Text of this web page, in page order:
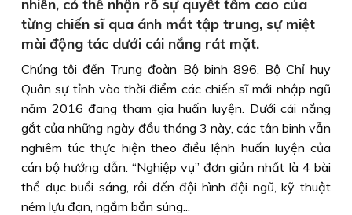
nhiên, có thể nhận rõ sự quyết tâm cao của
từng chiến sĩ qua ánh mắt tập trung, sự miệt
mài động tác dưới cái nắng rát mặt.
Chúng tôi đến Trung đoàn Bộ binh 896, Bộ Chỉ huy
Quân sự tỉnh vào thời điểm các chiến sĩ mới nhập ngũ
năm 2016 đang tham gia huấn luyện. Dưới cái nắng
gắt của những ngày đầu tháng 3 này, các tân binh vẫn
nghiêm túc thực hiện theo điều lệnh huấn luyện của
cán bộ hướng dẫn. “Nghiệp vụ” đơn giản nhất là 4 bài
thể dục buổi sáng, rồi đến đội hình đội ngũ, kỹ thuật
ném lựu đạn, ngắm bắn súng...